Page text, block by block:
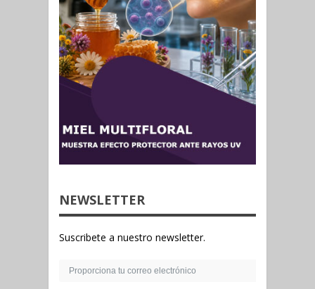
NEWSLETTER
Suscribete a nuestro newsletter.